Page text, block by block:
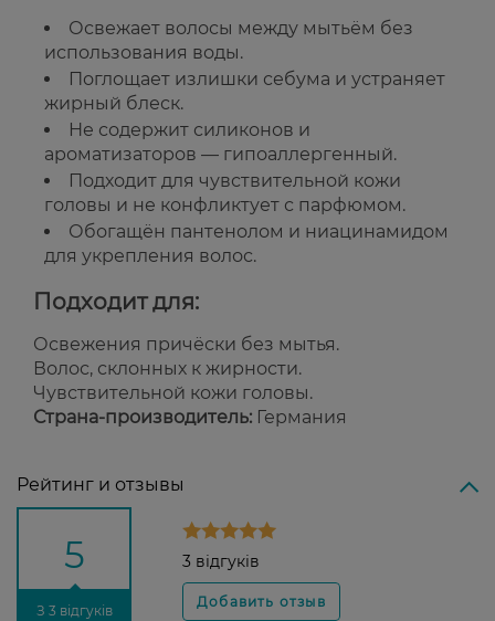
Освежает волосы между мытьём без
использования воды.
Поглощает излишки себума и устраняет
жирный блеск.
Не содержит силиконов и
ароматизаторов — гипоаллергенный.
Подходит для чувствительной кожи
головы и не конфликтует с парфюмом.
Обогащён пантенолом и ниацинамидом
для укрепления волос.
Подходит для:
Освежения причёски без мытья.
Волос, склонных к жирности.
Чувствительной кожи головы.
Страна-производитель: Германия
Рейтинг и отзывы
5
З 3 відгуків
3 відгуків